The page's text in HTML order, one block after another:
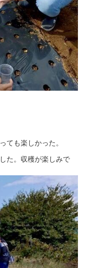
ても楽しかった。
た。収穫が楽しみで